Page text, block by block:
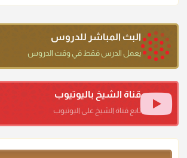
ما كنت أظن أن الله بقي يخلق مثلك.
أ.د. صالح الشمراني
أ.د. صالح الشمراني
البث المباشر للدروس
يعمل الدرس فقط في وقت الدروس
قناة الشيخ باليوتيوب
تابع قناة الشيخ على اليوتيوب